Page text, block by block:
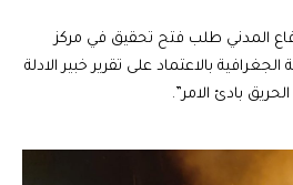
المدني طلب فتح تحقيق في مركز
بالاعتماد على تقرير خبير الادلة
بادئ الامر”.